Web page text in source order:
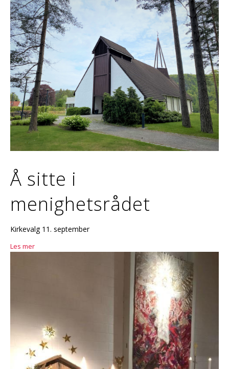
Å sitte i
menighetsrådet
Kirkevalg 11. september
Les mer